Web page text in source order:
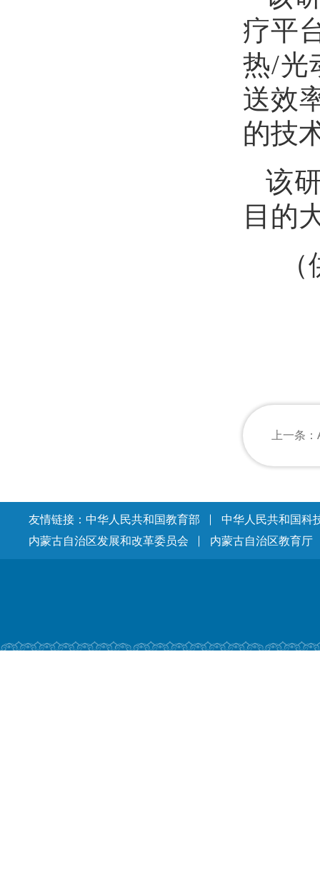
疗平
热/光
送效
的技
该
目的
（
友情链接： 中华人民共和国教育部
中华人民共和国科
内蒙古自治区发展和改革委员会
内蒙古自治区教育厅